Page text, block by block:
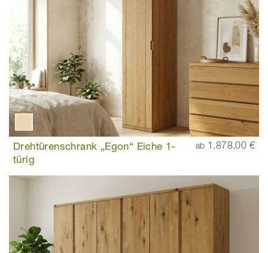
Drehtürenschrank „Egon“ Eiche 1-
türig
ab 1.878,00 €